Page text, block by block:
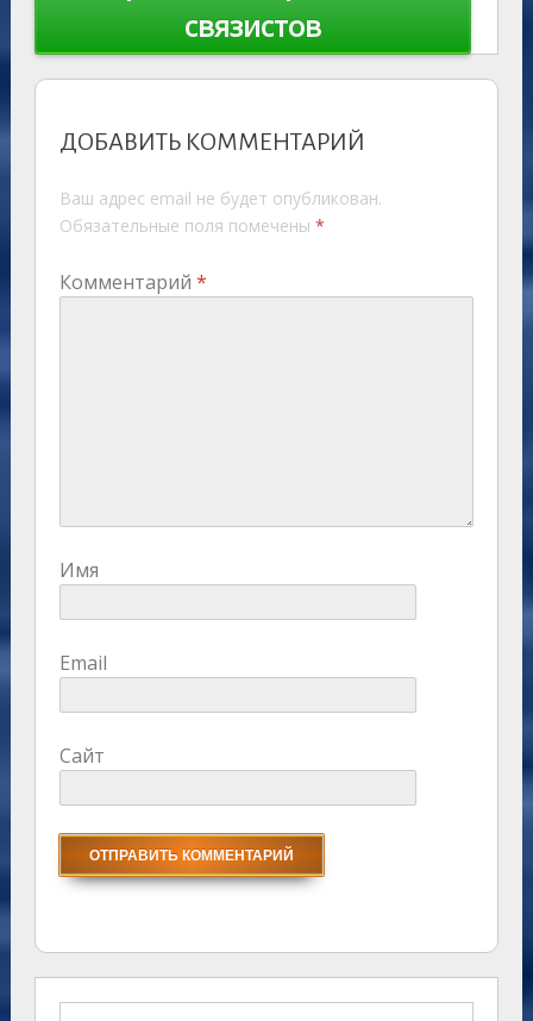
связистов
ДОБАВИТЬ КОММЕНТАРИЙ
Ваш адрес email не будет опубликован.
Обязательные поля помечены *
Комментарий *
Имя
Email
Сайт